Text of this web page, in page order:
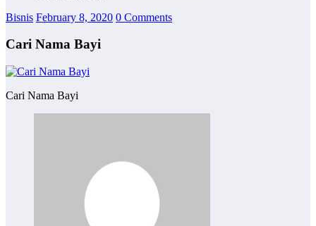
Bisnis February 8, 2020 0 Comments
Cari Nama Bayi
Cari Nama Bayi